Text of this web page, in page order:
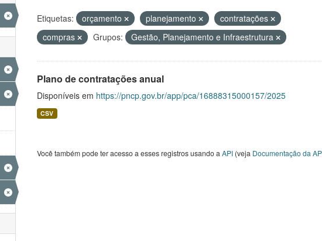
Etiquetas: orçamento planejamento
contratações
compras
Grupos: Gestão, Planejamento e Infraestrutura
Plano de contratações anual
Disponíveis em https://pncp.gov.br/app/pca/16888315000157/2025
CSV
Você também pode ter acesso a esses registros usando a API(veja Documentação da